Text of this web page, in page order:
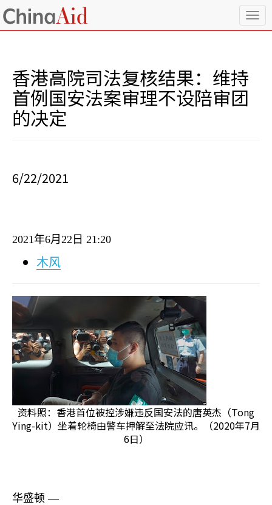
T
o
香港高院司法复核结果：维持
首例国安法案审理不设陪审团
的决定
6/22/2021
2021年6月 22 日 21:20
木风
资料照：香港首位被控涉嫌违反国安法的唐英杰（Tong
Ying-kit）坐着轮椅由警车押解至法院应讯。（2020年7月
6日）
华盛顿 —